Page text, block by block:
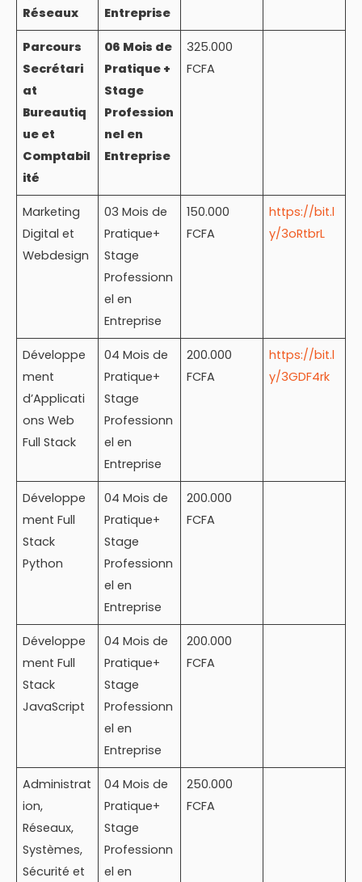
Réseaux
Entreprise
Parcours
Secrétari
at
Bureautiq
ue et
Comptabil
ité
06 Mois de
Pratique +
Stage
Profession
nel en
Entreprise
325.000
FCFA
Marketing
Digital et
Webdesign
03 Mois de
Pratique+
Stage
Professionn
el en
Entreprise
150.000
FCFA
https://bit.l
y/3oRtbrL
Développe
ment
d’Applicati
ons Web
Full Stack
04 Mois de
Pratique+
Stage
Professionn
el en
Entreprise
200.000
FCFA
https://bit.l
y/3GDF4rk
Développe
ment Full
Stack
Python
04 Mois de
Pratique+
Stage
Professionn
el en
Entreprise
200.000
FCFA
Développe
ment Full
Stack
JavaScript
04 Mois de
Pratique+
Stage
Professionn
el en
Entreprise
200.000
FCFA
Administrat
ion,
Réseaux,
Systèmes,
Sécurité et
04 Mois de
Pratique+
Stage
Professionn
el en
250.000
FCFA